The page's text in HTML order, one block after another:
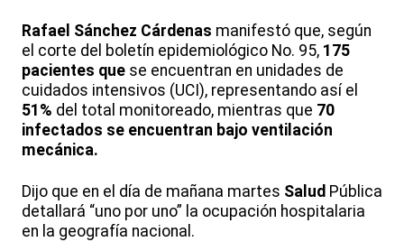
Rafael Sánchez Cárdenas manifestó que, según
el corte del boletín epidemiológico No. 95, 175
pacientes que se encuentran en unidades de
cuidados intensivos (UCI), representando así el
51% del total monitoreado, mientras que 70
infectados se encuentran bajo ventilación
mecánica.
Dijo que en el día de mañana martes Salud Pública
detallará “uno por uno” la ocupación hospitalaria
en la geografía nacional.